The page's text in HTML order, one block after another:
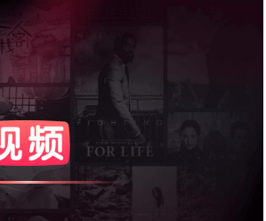
亮度
饱和度
对比度